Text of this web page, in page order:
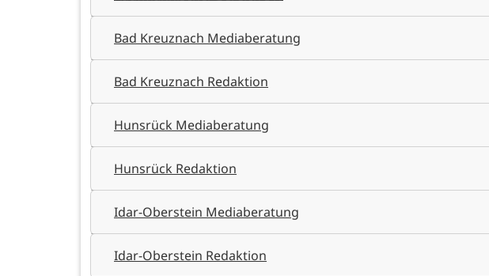
Bad Kreuznach Mediaberatung
Bad Kreuznach Redaktion
Hunsrück Mediaberatung
Hunsrück Redaktion
Idar-Oberstein Mediaberatung
Idar-Oberstein Redaktion